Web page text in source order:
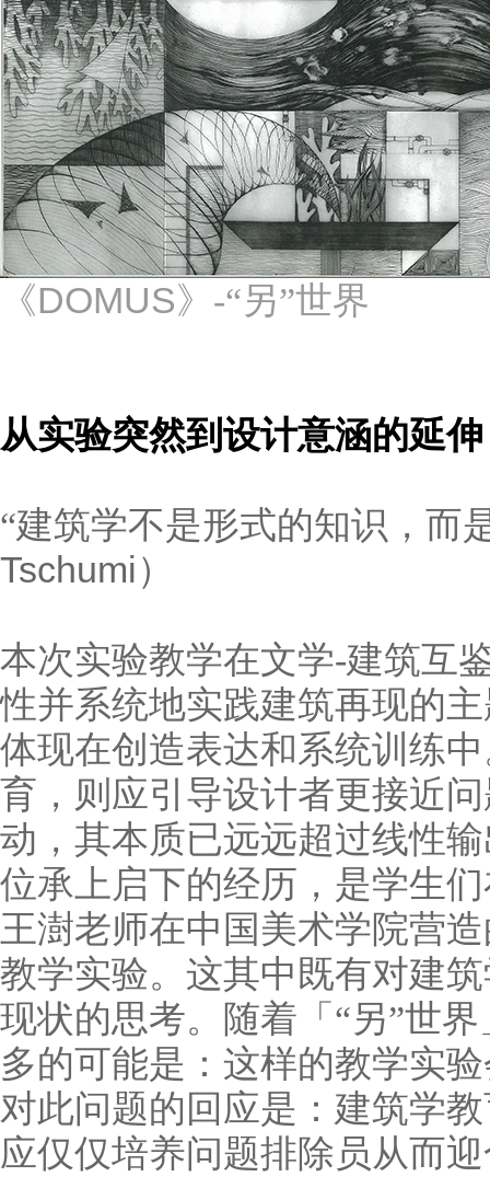
《DOMUS》-“另”世界
从实验突然到设计意涵的延伸
“建筑学不是形式的知识，而
Tschumi）
本次实验教学在文学-建筑互
性并系统地实践建筑再现的
体现在创造表达和系统训练
育，则应引导设计者更接近
动，其本质已远远超过线性
位承上启下的经历，是学生
王澍老师在中国美术学院营
教学实验。这其中既有对建
现状的思考。随着 「“另”世
多的可能是：这样的教学实
对此问题的回应是：建筑学
应仅仅培养问题排除员从而